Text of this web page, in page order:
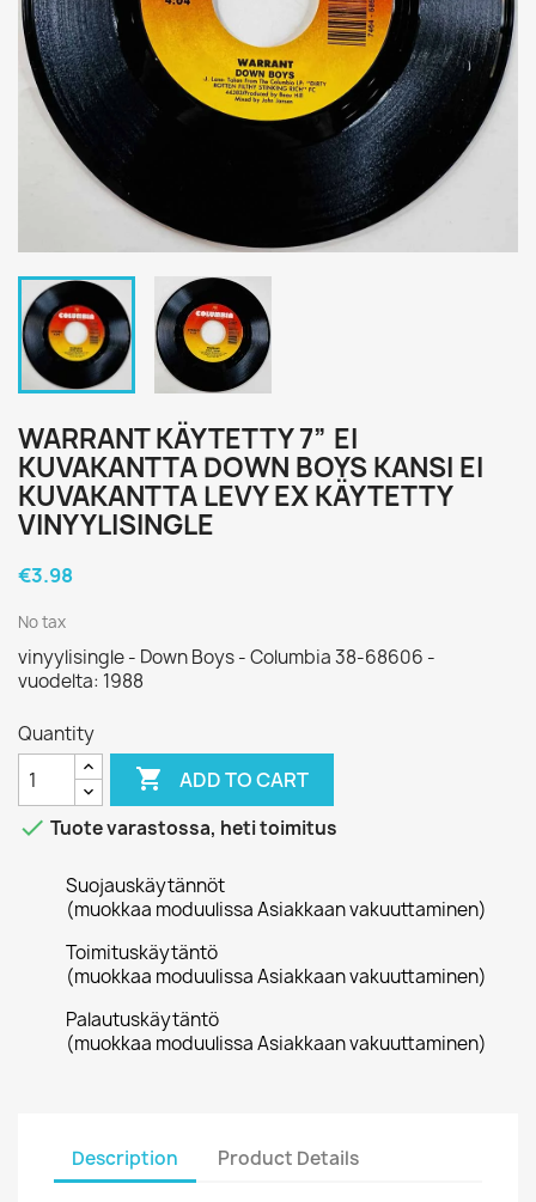
WARRANT KÄYTETTY 7” EI
KUVAKANTTA DOWN BOYS KANSI EI
KUVAKANTTA LEVY EX KÄYTETTY
VINYYLISINGLE
€3.98
No tax
vinyylisingle - Down Boys - Columbia 38-68606 -
vuodelta: 1988
Quantity
 ADD TO CART
 Tuote varastossa, heti toimitus
Suojauskäytännöt
(muokkaa moduulissa Asiakkaan vakuuttaminen)
Toimituskäytäntö
(muokkaa moduulissa Asiakkaan vakuuttaminen)
Palautuskäytäntö
(muokkaa moduulissa Asiakkaan vakuuttaminen)
Description Product Details